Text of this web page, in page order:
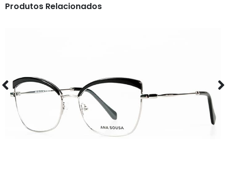
Produtos Relacionados
AS1120